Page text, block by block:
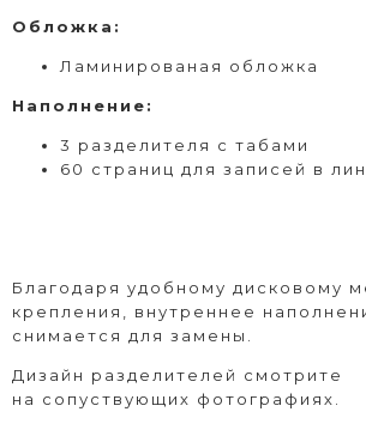
Обложка:
Ламинированая обложка
Наполнение:
3 разделителя с табами
60 страниц для записей в
Благодаря удобному дисковому
крепления, внутреннее
снимается для замены.
Дизайн разделителей смотрите
на сопуствующих фотографиях.